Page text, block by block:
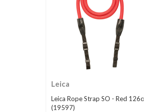
Leica
Leica Rope Strap SO - Red
(19597)